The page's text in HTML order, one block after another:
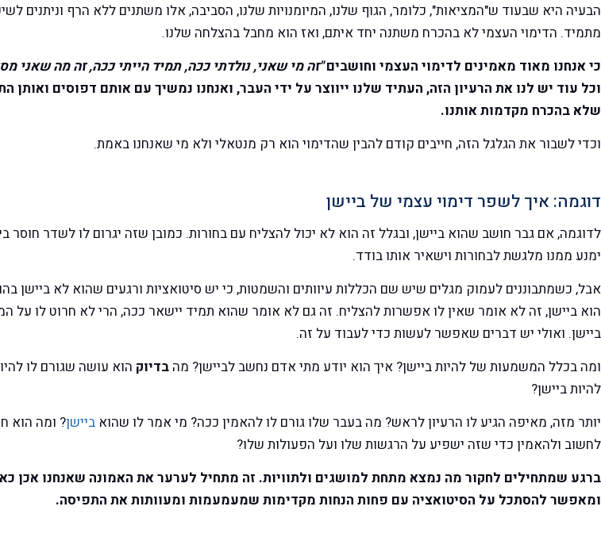
הבעיה היא שבעוד ש"המציאות", כלומר, הגוף שלנו, המיומנויות שלנו, הסביבה, אלו משתנים ללא הרף וניתנים
מתמיד. הדימוי העצמי לא בהכרח משתנה יחד איתם, ואז הוא מחבל בהצלחה שלנו.
כי אנחנו מאוד מאמינים לדימוי העצמי וחושבים"זה מי שאני, נולדתי ככה, תמיד הייתי ככה, זה מה שאני
וכל עוד יש לנו את הרעיון הזה, העתיד שלנו ייווצר על ידי העבר, ואנחנו נמשיך עם אותם דפוסים ואותן
שלא בהכרח מקדמות אותנו.
וכדי לשבור את הגלגל הזה, חייבים קודם להבין שהדימוי הוא רק מנטאלי ולא מי שאנחנו באמת.
דוגמה: איך לשפר דימוי עצמי של ביישן
לדוגמה, אם גבר חושב שהוא ביישן, ובגלל זה הוא לא יכול להצליח עם בחורות. כמובן שזה יגרום לו לשדר חוסר
ימנע ממנו מלגשת לבחורות וישאיר אותו בודד.
אבל, כשמתבוננים לעמוק מגלים שיש שם הכללות עיוותים והשמטות, כי יש סיטואציות ורגעים שהוא לא ביישן
הוא ביישן, זה לא אומר שאין לו אפשרות להצליח. זה גם לא אומר שהוא תמיד יישאר ככה, הרי לא חרוט לו על
ביישן. ואולי יש דברים שאפשר לעשות כדי לעבוד על זה.
ומה בכלל המשמעות של להיות ביישן? איך הוא יודע מתי אדם נחשב לביישן? מה בדיוק הוא עושה שגורם לו
להיות ביישן?
יותר מזה, מאיפה הגיע לו הרעיון לראש? מה בעבר שלו גורם לו להאמין ככה? מי אמר לו שהוא ביישן? ומה הוא
לחשוב ולהאמין כדי שזה ישפיע על הרגשות שלו ועל הפעולות שלו?
ברגע שמתחילים לחקור מה נמצא מתחת למושגים ולתוויות. זה מתחיל לערער את האמונה שאנחנו אכן
ומאפשר להסתכל על הסיטואציה עם פחות הנחות מקדימות שמעמעמות ומעוותות את התפיסה.